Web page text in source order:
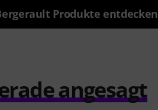
Produkte entdecken
angesagt